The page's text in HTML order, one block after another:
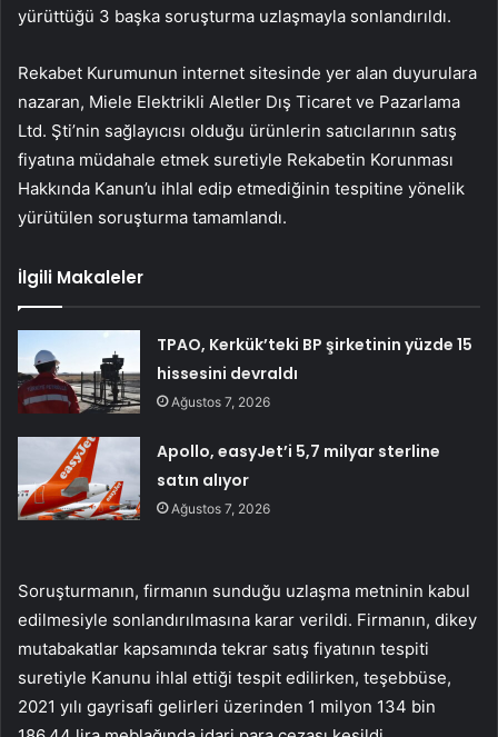
yürüttüğü 3 başka soruşturma uzlaşmayla sonlandırıldı.
Rekabet Kurumunun internet sitesinde yer alan duyurulara
nazaran, Miele Elektrikli Aletler Dış Ticaret ve Pazarlama
Ltd. Şti’nin sağlayıcısı olduğu ürünlerin satıcılarının satış
fiyatına müdahale etmek suretiyle Rekabetin Korunması
Hakkında Kanun’u ihlal edip etmediğinin tespitine yönelik
yürütülen soruşturma tamamlandı.
İlgili Makaleler
TPAO, Kerkük’teki BP şirketinin yüzde 15
hissesini devraldı
Ağustos 7, 2026
Apollo, easyJet’i 5,7 milyar sterline
satın alıyor
Ağustos 7, 2026
Soruşturmanın, firmanın sunduğu uzlaşma metninin kabul
edilmesiyle sonlandırılmasına karar verildi. Firmanın, dikey
mutabakatlar kapsamında tekrar satış fiyatının tespiti
suretiyle Kanunu ihlal ettiği tespit edilirken, teşebbüse,
2021 yılı gayrisafi gelirleri üzerinden 1 milyon 134 bin